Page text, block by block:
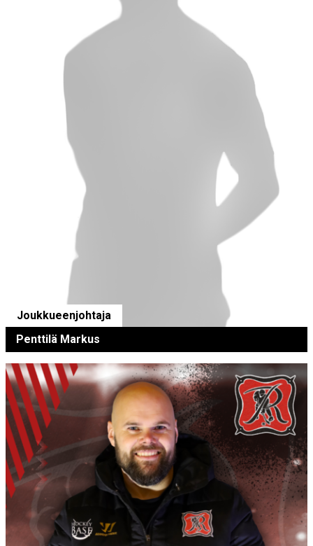
Joukkueenjohtaja
Penttilä Markus